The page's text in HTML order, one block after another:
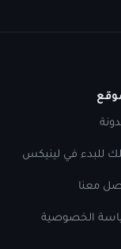
للبدء في لينيكس
معنا
الخصوصية